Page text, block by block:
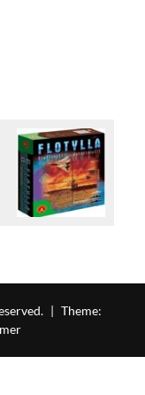
| Theme: